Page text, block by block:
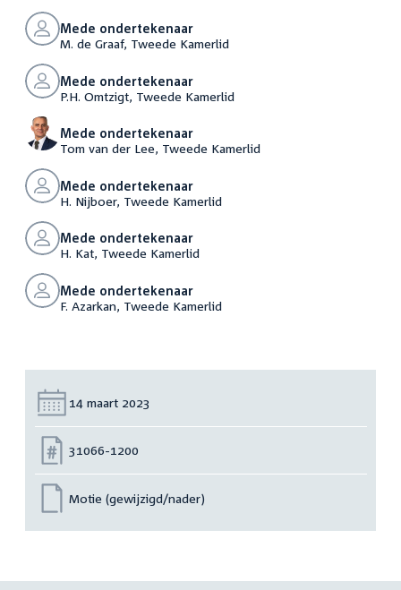
Mede ondertekenaar
M. de Graaf, Tweede Kamerlid
Mede ondertekenaar
P.H. Omtzigt, Tweede Kamerlid
Mede ondertekenaar
Tom van der Lee, Tweede Kamerlid
Mede ondertekenaar
H. Nijboer, Tweede Kamerlid
Mede ondertekenaar
H. Kat, Tweede Kamerlid
Mede ondertekenaar
F. Azarkan, Tweede Kamerlid
Datum:
14 maart 2023
Nummer:
31066-1200
Motie (gewijzigd/nader)